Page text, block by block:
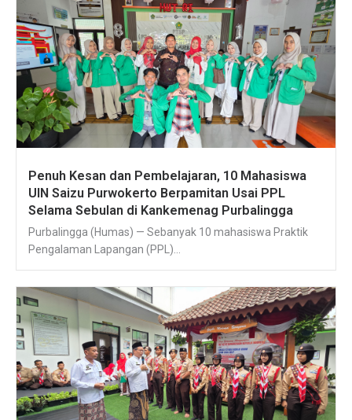
Penuh Kesan dan Pembelajaran, 10 Mahasiswa
UIN Saizu Purwokerto Berpamitan Usai PPL
Selama Sebulan di Kankemenag Purbalingga
Purbalingga (Humas) — Sebanyak 10 mahasiswa Praktik
Pengalaman Lapangan (PPL)...